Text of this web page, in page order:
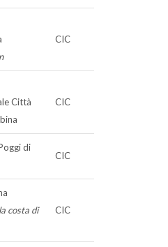
CIC
Città
CIC
di
CIC
costa di
CIC